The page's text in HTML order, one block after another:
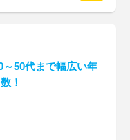
～50代まで幅広い年
！